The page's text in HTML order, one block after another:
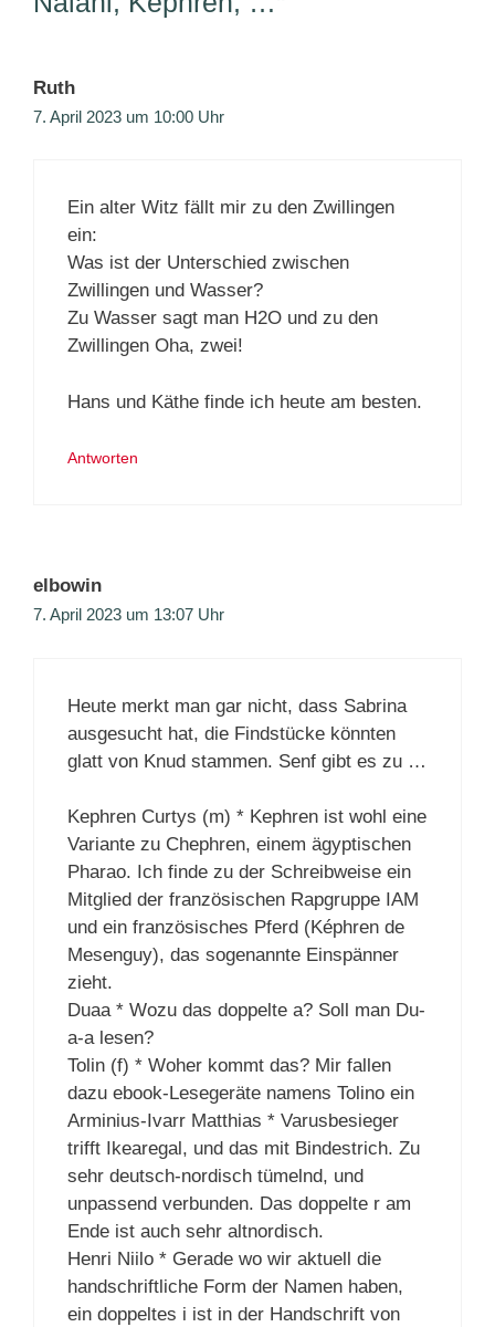
Ruth
7. April 2023 um 10:00 Uhr
Ein alter Witz fällt mir zu den Zwillingen
ein:
Was ist der Unterschied zwischen
Zwillingen und Wasser?
Zu Wasser sagt man H2O und zu den
Zwillingen Oha, zwei!
Hans und Käthe finde ich heute am besten.
Antworten
elbowin
7. April 2023 um 13:07 Uhr
Heute merkt man gar nicht, dass Sabrina
ausgesucht hat, die Findstücke könnten
glatt von Knud stammen. Senf gibt es zu …
Kephren Curtys (m) * Kephren ist wohl eine
Variante zu Chephren, einem ägyptischen
Pharao. Ich finde zu der Schreibweise ein
Mitglied der französischen Rapgruppe IAM
und ein französisches Pferd (Képhren de
Mesenguy), das sogenannte Einspänner
zieht.
Duaa * Wozu das doppelte a? Soll man Du-
a-a lesen?
Tolin (f) * Woher kommt das? Mir fallen
dazu ebook-Lesegeräte namens Tolino ein
Arminius-Ivarr Matthias * Varusbesieger
trifft Ikearegal, und das mit Bindestrich. Zu
sehr deutsch-nordisch tümelnd, und
unpassend verbunden. Das doppelte r am
Ende ist auch sehr altnordisch.
Henri Niilo * Gerade wo wir aktuell die
handschriftliche Form der Namen haben,
ein doppeltes i ist in der Handschrift von